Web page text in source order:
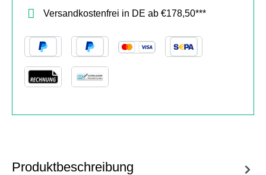
Versandkostenfrei in DE ab €178,50***
Produktbeschreibung